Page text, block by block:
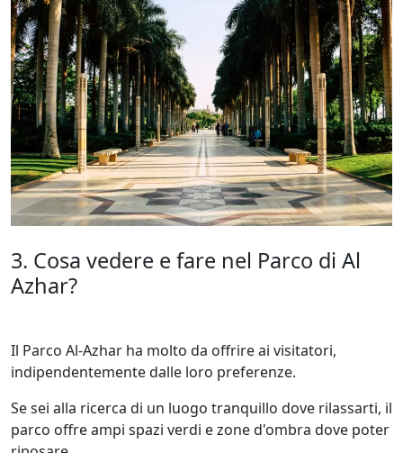
3. Cosa vedere e fare nel Parco di Al
Azhar?
Il Parco Al-Azhar ha molto da offrire ai visitatori,
indipendentemente dalle loro preferenze.
Se sei alla ricerca di un luogo tranquillo dove rilassarti, il
parco offre ampi spazi verdi e zone d'ombra dove poter